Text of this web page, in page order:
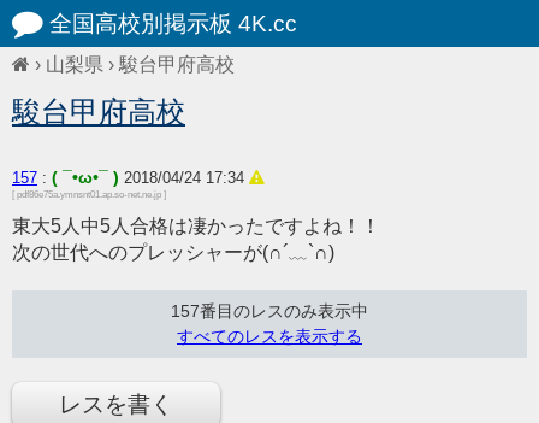
全国高校別掲示板 4K.cc
› 山梨県 › 駿台甲府高校
駿台甲府高校
157 : ( ¯•ω•¯ ) 2018/04/24 17:34
[ pdf86e75a.ymnsnt01.ap.so-net.ne.jp ]
東大5人中5人合格は凄かったですよね！！
次の世代へのプレッシャーが(∩´﹏`∩)
157番目のレスのみ表示中
すべてのレスを表示する
レスを書く